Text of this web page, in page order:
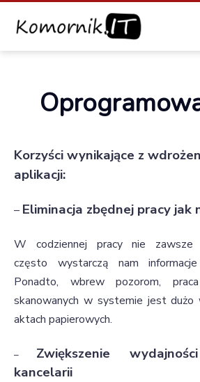
Komornik.IT
Korzyści wynikające z
aplikacji:
– Eliminacja zbędnej pracy jak
W codziennej pracy nie zawsze
często wystarczą nam
Ponadto, wbrew pozorom,
skanowanych w systemie jest dużo
aktach papierowych.
– Zwiększenie
kancelarii